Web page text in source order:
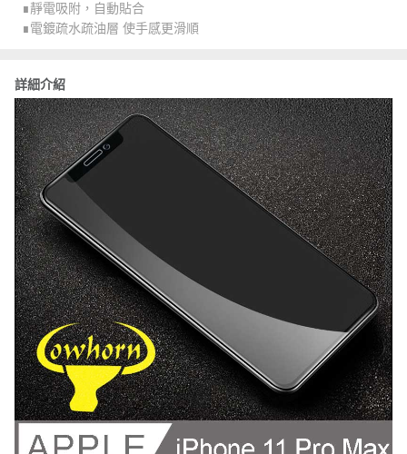
∎靜電吸附，自動貼合
∎電鍍疏水疏油層 使手感更滑順
詳細介紹